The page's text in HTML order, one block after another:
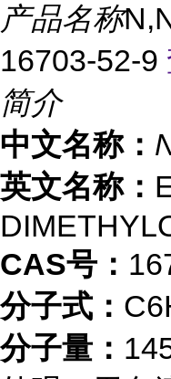
产品名称
16703-52-9
简介
中文名称：
英文名称：
CAS号：
分子式：
分子量：